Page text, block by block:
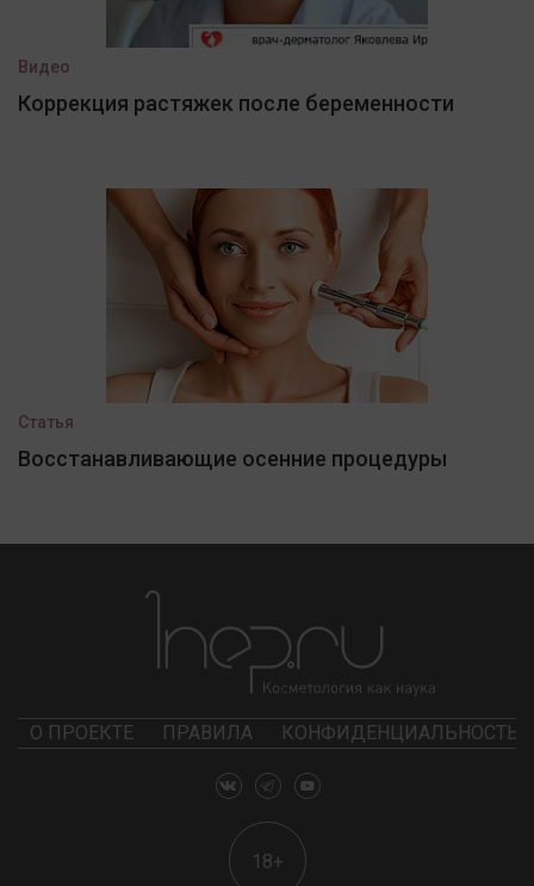
Видео
Коррекция растяжек после беременности
Статья
Восстанавливающие осенние процедуры
О ПРОЕКТЕ ПРАВИЛА КОНФИДЕНЦИАЛЬНОСТЬ
18+